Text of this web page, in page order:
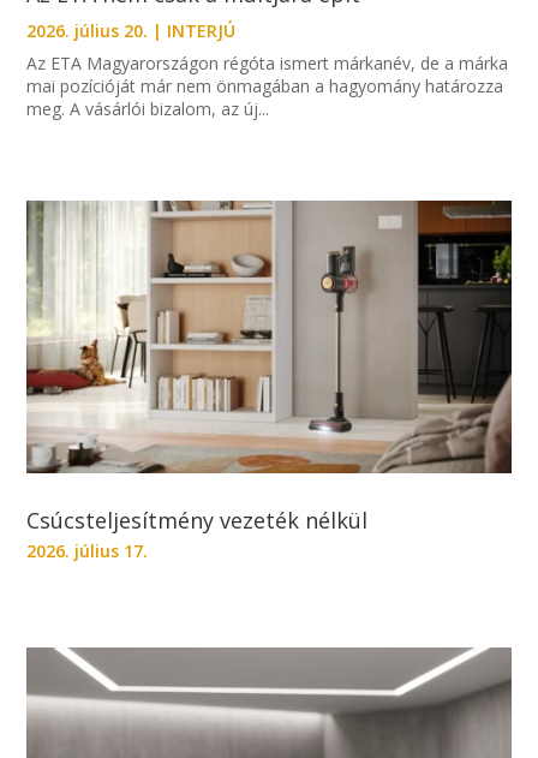
2026. július 20. | INTERJÚ
Az ETA Magyarországon régóta ismert márkanév, de a márka
mai pozícióját már nem önmagában a hagyomány határozza
meg. A vásárlói bizalom, az új...
Csúcsteljesítmény vezeték nélkül
2026. július 17.